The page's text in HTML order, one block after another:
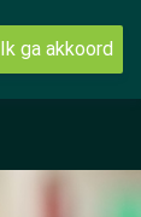
Ik ga akkoord